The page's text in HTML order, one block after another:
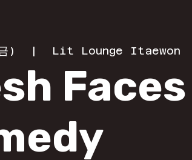
)
  |
Lit Lounge Itaewon
Faces